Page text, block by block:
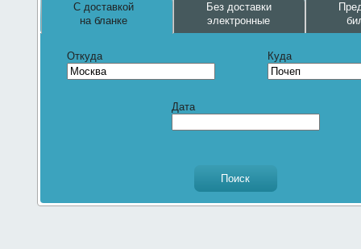
С доставкой
на бланке
Без доставки
электронные
Откуда Куда
Дата